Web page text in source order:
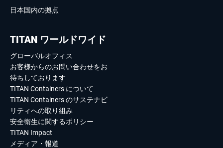
日本国内の拠点
TITAN ワールドワイド
グローバルオフィス
お客様からのお問い合わせをお
待ちしております
TITAN Containers について
TITAN Containers のサステナビ
リティへの取り組み
安全衛生に関するポリシー
TITAN Impact
メディア・報道